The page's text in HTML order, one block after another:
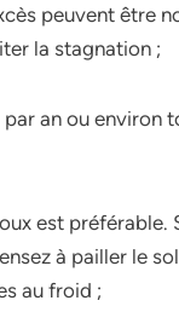
peuvent être
la stagnation ;
an ou environ
est préférable.
à pailler le
au froid ;